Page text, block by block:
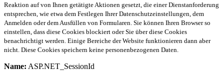
Reaktion auf von Ihnen getätigte Aktionen gesetzt, die einer Dienstanforderung
entsprechen, wie etwa dem Festlegen Ihrer Datenschutzeinstellungen, dem
Anmelden oder dem Ausfüllen von Formularen. Sie können Ihren Browser so
einstellen, dass diese Cookies blockiert oder Sie über diese Cookies
benachrichtigt werden. Einige Bereiche der Website funktionieren dann aber
nicht. Diese Cookies speichern keine personenbezogenen Daten.
Name: ASP.NET_SessionId